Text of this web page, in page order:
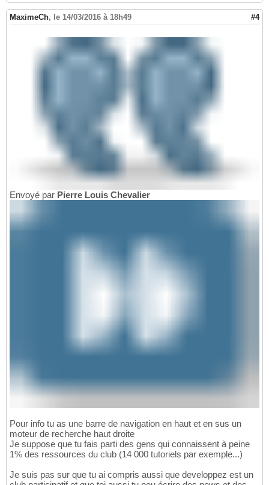
MaximeCh, le 14/03/2016 à 18h49 #4
Envoyé par Pierre Louis Chevalier
Pour info tu as une barre de navigation en haut et en sus un
moteur de recherche haut droite
Je suppose que tu fais parti des gens qui connaissent à peine
1% des ressources du club (14 000 tutoriels par exemple...)
Je suis pas sur que tu ai compris aussi que developpez est un